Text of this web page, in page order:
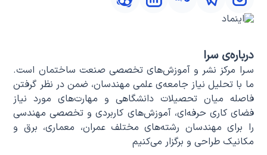
درباره‌ی سرا
سـرا مرکز نشر و آموزش‌های تخصصی صنعت ساختمان است.
ما با تحلیل نیاز جامعه‌ی علمی مهندسان، ضمن در نظر گرفتن
فاصله میان تحصیلات دانشگاهی و مهارت‌های مورد نیاز
فضای کاری حرفه‌ای، آموزش‌های کاربردی و تخصصی مهندسی
را برای مهندسان رشته‌های مختلف عمران، معماری، برق و
مکانیک طراحی و برگزار می‌کنیم